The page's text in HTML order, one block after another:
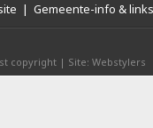
| Gemeente-info & links
copyright | Site: Webstylers